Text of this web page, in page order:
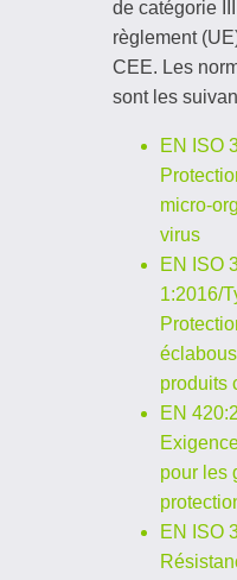
de catégorie
règlement
CEE. Les
sont les
EN ISO
micro-
virus
EN ISO
1:2016/
produits
EN
pour les
EN ISO